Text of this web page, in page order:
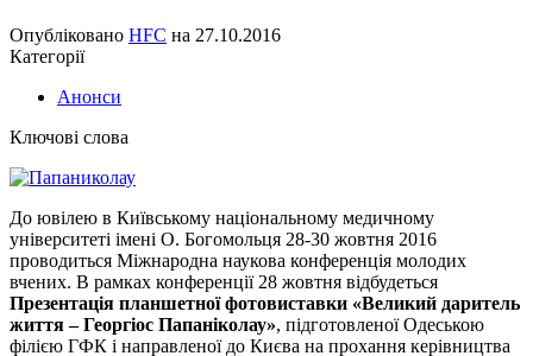
Опубліковано HFC на 27.10.2016
Категорії
Анонси
Ключові слова
До ювілею в Київському національному медичному
університеті імені О. Богомольця 28-30 жовтня 2016
проводиться Міжнародна наукова конференція молодих
вчених. В рамках конференції 28 жовтня відбудеться
Презентація планшетної фотовиставки «Великий даритель
життя –Георгіос Папаніколау», підготовленої Одеською
філією ГФК і направленої до Києва на прохання керівництва